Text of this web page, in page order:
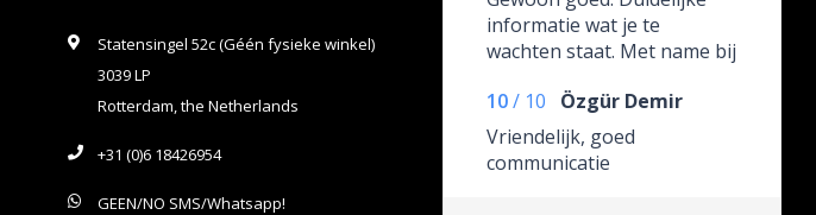
Statensingel 52c (Géén fysieke winkel)
3039 LP
Rotterdam, the Netherlands
+31 (0)6 18426954
GEEN/NO SMS/Whatsapp!
informatie wat je te
wachten staat. Met name bij
fijn om te weten En snelle
reactie bij vragen.
10 / 10
Özgür Demir
Vriendelijk, goed
communicatie